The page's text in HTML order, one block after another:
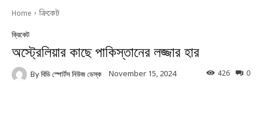
Home ক্রিকেট
ক্রিকেট
অস্ট্রেলিয়ার কাছে পাকিস্তানের লজ্জার হার
By বিডি স্পোর্টস নিউজ ডেস্ক November 15, 2024 0
426